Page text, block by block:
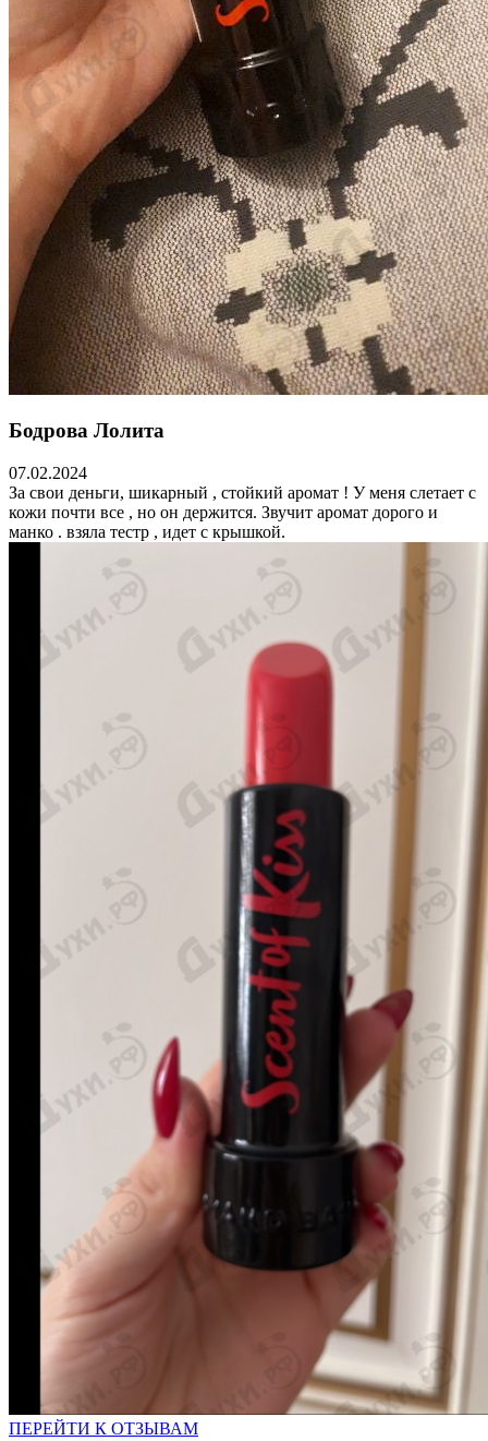
Бодрова Лолита
07.02.2024
За свои деньги, шикарный , стойкий аромат ! У меня слетает с
кожи почти все , но он держится. Звучит аромат дорого и
манко . взяла тестр , идет с крышкой.
ПЕРЕЙТИ К ОТЗЫВАМ